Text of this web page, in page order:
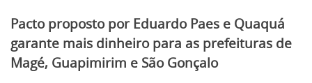
Pacto proposto por Eduardo Paes e Quaquá
garante mais dinheiro para as prefeituras de
Magé, Guapimirim e São Gonçalo